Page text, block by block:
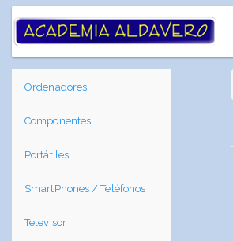
Ordenadores
Componentes
Portátiles
SmartPhones / Teléfonos
Televisor